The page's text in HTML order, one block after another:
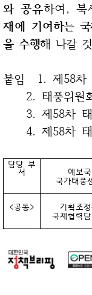
와 공유하여, 북
재에 기여하는국
을수행해 나갈
붙임 1. 제58차
2. 태풍위원
3. 제58차
4. 제58차
담당 부
서 예보국
국가태풍
<공동>
기획조
국제협력